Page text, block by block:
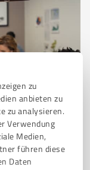
zu
anbieten zu
zu analysieren.
Verwendung
Medien,
führen diese
Daten
ein von